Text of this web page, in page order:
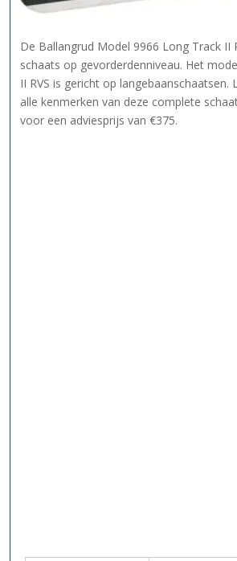
De Ballangrud Model 9966 Long Track II
schaats op gevorderdenniveau. Het
II RVS is gericht op langebaanschaatsen.
alle kenmerken van deze complete
voor een adviesprijs van €375.